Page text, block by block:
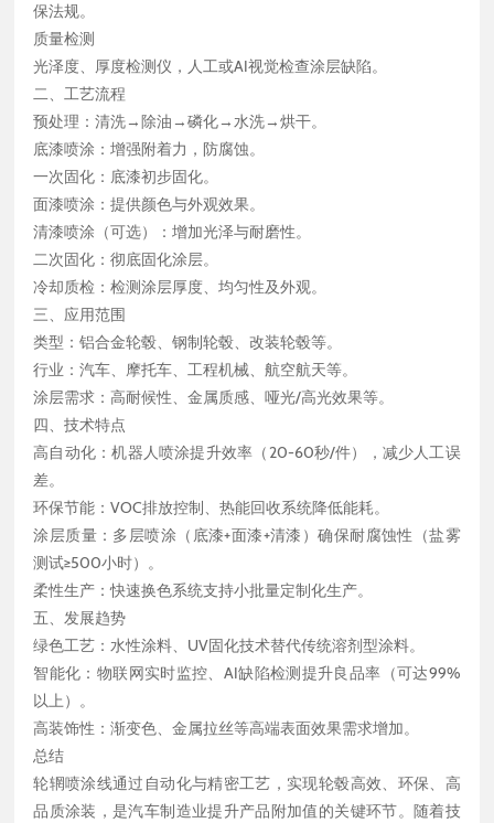
保法规。
质量检测
光泽度、厚度检测仪，人工或AI视觉检查涂层缺陷。
二、工艺流程
预处理：清洗→除油→磷化→水洗→烘干。
底漆喷涂：增强附着力，防腐蚀。
一次固化：底漆初步固化。
面漆喷涂：提供颜色与外观效果。
清漆喷涂（可选）：增加光泽与耐磨性。
二次固化：彻底固化涂层。
冷却质检：检测涂层厚度、均匀性及外观。
三、应用范围
类型：铝合金轮毂、钢制轮毂、改装轮毂等。
行业：汽车、摩托车、工程机械、航空航天等。
涂层需求：高耐候性、金属质感、哑光/高光效果等。
四、技术特点
高自动化：机器人喷涂提升效率（20-60秒/件），减少人工误
差。
环保节能：VOC排放控制、热能回收系统降低能耗。
涂层质量：多层喷涂（底漆+面漆+清漆）确保耐腐蚀性（盐雾
测试≥500小时）。
柔性生产：快速换色系统支持小批量定制化生产。
五、发展趋势
绿色工艺：水性涂料、UV固化技术替代传统溶剂型涂料。
智能化：物联网实时监控、AI缺陷检测提升良品率（可达99%
以上）。
高装饰性：渐变色、金属拉丝等高端表面效果需求增加。
总结
轮辋喷涂线通过自动化与精密工艺，实现轮毂高效、环保、高
品质涂装，是汽车制造业提升产品附加值的关键环节。随着技